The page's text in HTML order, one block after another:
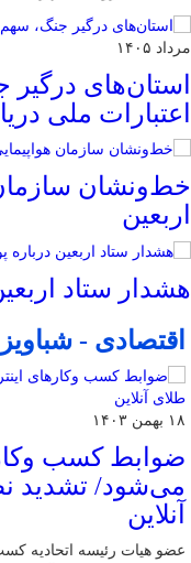
مرداد ۱۴۰۵
استان‌های
اعتبارات ملی
خط‌ونشان سازمان
اربعین
هشدار ستاد
اقتصادی - شباویز
۱۸ بهمن ۱۴۰۳
ضوابط کسب
می‌شود/ تشدید
آنلاین
عضو هیات رئیسه اتحادیه